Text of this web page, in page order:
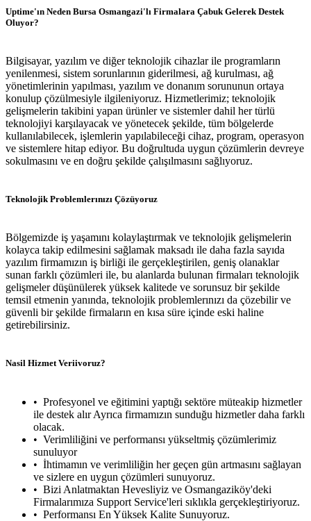
Uptime'ın Neden Bursa Osmangazi'lı Firmalara Çabuk Gelerek Destek
Oluyor?
Bilgisayar, yazılım ve diğer teknolojik cihazlar ile programların
yenilenmesi, sistem sorunlarının giderilmesi, ağ kurulması, ağ
yönetimlerinin yapılması, yazılım ve donanım sorununun ortaya
konulup çözülmesiyle ilgileniyoruz. Hizmetlerimiz; teknolojik
gelişmelerin takibini yapan ürünler ve sistemler dahil her türlü
teknolojiyi karşılayacak ve yönetecek şekilde, tüm bölgelerde
kullanılabilecek, işlemlerin yapılabileceği cihaz, program, operasyon
ve sistemlere hitap ediyor. Bu doğrultuda uygun çözümlerin devreye
sokulmasını ve en doğru şekilde çalışılmasını sağlıyoruz.
Teknolojik Problemlerınızı Çözüyoruz
Bölgemizde iş yaşamını kolaylaştırmak ve teknolojik gelişmelerin
kolayca takip edilmesini sağlamak maksadı ile daha fazla sayıda
yazılım firmamızın iş birliği ile gerçekleştirilen, geniş olanaklar
sunan farklı çözümleri ile, bu alanlarda bulunan firmaları teknolojik
gelişmeler düşünülerek yüksek kalitede ve sorunsuz bir şekilde
temsil etmenin yanında, teknolojik problemlerınızı da çözebilir ve
güvenli bir şekilde firmaların en kısa süre içinde eski haline
getirebilirsiniz.
Nasil Hizmet Veriivoruz?
Profesyonel ve eğitimini yaptığı sektöre müteakip hizmetler
ile destek alır Ayrıca firmamızın sunduğu hizmetler daha farklı
olacak.
Verimliliğini ve performansı yükseltmiş çözümlerimiz
sunuluyor
İhtimamın ve verimliliğin her geçen gün artmasını sağlayan
ve sizlere en uygun çözümleri sunuyoruz.
Bizi Anlatmaktan Hevesliyiz ve Osmangaziköy'deki
Firmalarımıza Support Service'leri sıklıkla gerçekleştiriyoruz.
Performansı En Yüksek Kalite Sunuyoruz.